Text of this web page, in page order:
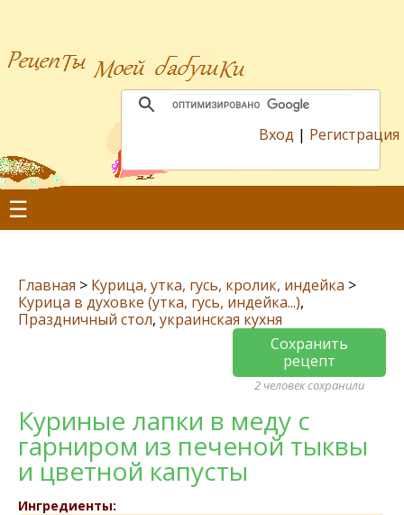
Вход | Регистрация
☰
Главная > Курица, утка, гусь, кролик, индейка >
Курица в духовке (утка, гусь, индейка...),
Праздничный стол, украинская кухня
Сохранить
рецепт
2 человек сохранили
Куриные лапки в меду с
гарниром из печеной тыквы
и цветной капусты
Ингредиенты: